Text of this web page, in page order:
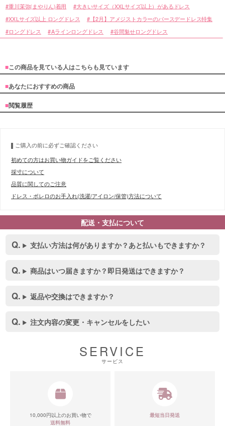
■スペック表
重川茉弥(まやりん)着用 大きいサイズ（XXLサイズ以上）があるドレス
XXLサイズ以上 ロングドレス
【2月】アメジストカラーのバースデードレス特集
ロングドレス
Aラインロングドレス 谷間魅せロングドレス
■この商品を見ている人はこちらも見ています
■あなたにおすすめの商品
■閲覧履歴
ご購入の前に必ずご確認ください
初めての方はお買い物ガイドをご覧ください
採寸について
品質に関してのご注意
ドレス・ボレロのお手入れ(洗濯/アイロン/保管)方法について
配送・支払について
支払い方法は何がありますか？あと払いもできますか？
商品はいつ届きますか？即日発送はできますか？
返品や交換はできますか？
注文内容の変更・キャンセルをしたい
SERVICE
サービス
10,000円以上のお買い物で
送料無料
最短当日発送